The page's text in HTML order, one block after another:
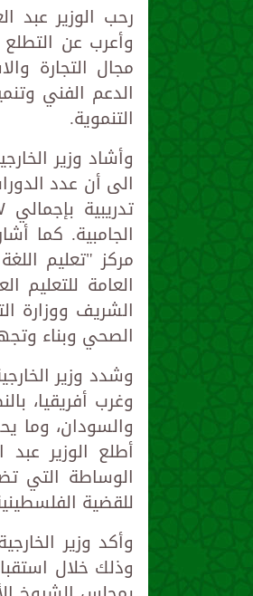
وأعرب عن
مجال التجارة
الدعم الفني
التنموية.
وأشاد وزير
الجامبية. كما
مركز "تعليم
العامة للتعليم
الشريف ووزارة
الصحي وبناء
وشدد وزير
وغرب أفريقيا،
والسودان، وما
أطلع الوزير
الوساطة التي
للقضية
وأكد وزير
وذلك خلال